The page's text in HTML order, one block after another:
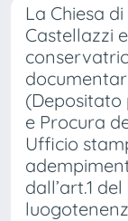
La Chiesa
Castellazzi
(Depositato
e Procura
Ufficio
dall’art.1